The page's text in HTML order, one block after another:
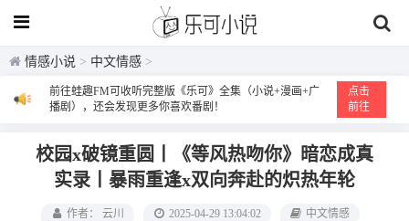
情感小说 > 中文情感 >
前往蛙趣FM可收听完整版《乐可》全集（小说+漫画+广
播剧），还会发现更多你喜欢番剧！
点击
前往
校园x破镜重圆丨《等风热吻你》暗恋成真
实录丨暴雨重逢x双向奔赴的炽热年轮
作者： 云川 2025-04-29 13:04:02 中文情感